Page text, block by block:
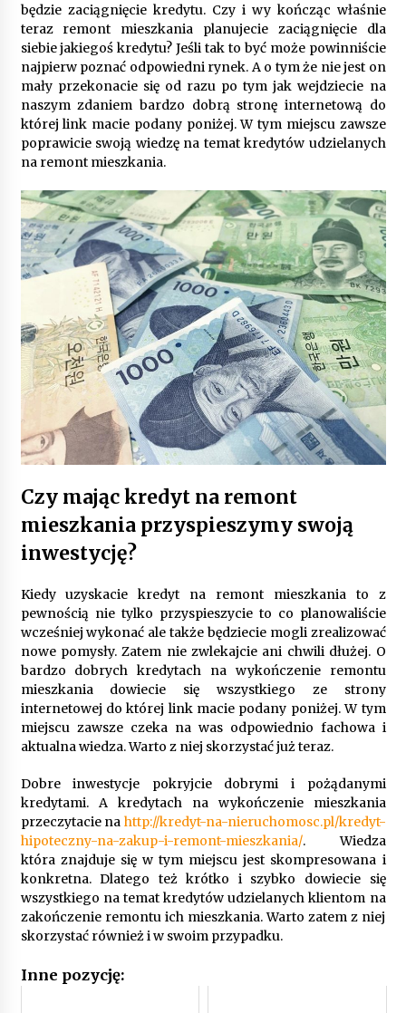
jakość detali
9 miesięcy ago
Automatyzacja zbierania informacji zwrotnych
– oszczędność czasu dzięki recom system
9 miesięcy ago
Startpolish w praktyce – jak szybko przyswajać
nowy język?
10 miesięcy ago
Zakopane: apartament z basenem dla
wymagających
10 miesięcy ago
Jak wybrać idealny stół do jadalni? poradnik
zakupowy
10 miesięcy ago
Nowoczesne rozwiązania opakowaniowe
dopasowane do potrzeb różnych branż
12 miesięcy ago
Gruntowa czy powietrzna pompa ciepła – co
wybrać do ogrzewania domu?
1 rok ago
będzie zaciągnięcie kredytu. Czy i wy kończąc właśnie
teraz remont mieszkania planujecie zaciągnięcie dla
siebie jakiegoś kredytu? Jeśli tak to być może powinniście
najpierw poznać odpowiedni rynek. A o tym że nie jest on
mały przekonacie się od razu po tym jak wejdziecie na
naszym zdaniem bardzo dobrą stronę internetową do
której link macie podany poniżej. W tym miejscu zawsze
poprawicie swoją wiedzę na temat kredytów udzielanych
na remont mieszkania.
Czy mając kredyt na remont
mieszkania przyspieszymy swoją
inwestycję?
Kiedy uzyskacie kredyt na remont mieszkania to z
pewnością nie tylko przyspieszycie to co planowaliście
wcześniej wykonać ale także będziecie mogli zrealizować
nowe pomysły. Zatem nie zwlekajcie ani chwili dłużej. O
bardzo dobrych kredytach na wykończenie remontu
mieszkania dowiecie się wszystkiego ze strony
internetowej do której link macie podany poniżej. W tym
miejscu zawsze czeka na was odpowiednio fachowa i
aktualna wiedza. Warto z niej skorzystać już teraz.
Dobre inwestycje pokryjcie dobrymi i pożądanymi
kredytami. A kredytach na wykończenie mieszkania
przeczytacie na http://kredyt-na-nieruchomosc.pl/kredyt-
hipoteczny-na-zakup-i-remont-mieszkania/. Wiedza
która znajduje się w tym miejscu jest skompresowana i
konkretna. Dlatego też krótko i szybko dowiecie się
wszystkiego na temat kredytów udzielanych klientom na
zakończenie remontu ich mieszkania. Warto zatem z niej
skorzystać również i w swoim przypadku.
Inne pozycję: